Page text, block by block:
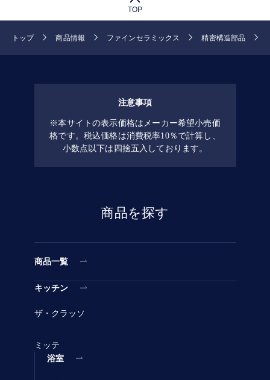
TOP
トップ 商品情報 ファインセラミックス 精密構造部品
注意事項
※本サイトの表示価格はメーカー希望小売価
格です。税込価格は消費税率10％で計算し、
小数点以下は四捨五入しております。
商品を探す
商品一覧
キッチン
ザ・クラッソ
ミッテ
浴室